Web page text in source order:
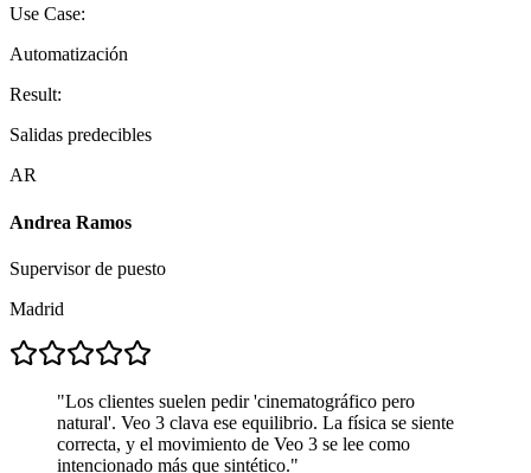
Use Case:
Automatización
Result:
Salidas predecibles
AR
Andrea Ramos
Supervisor de puesto
Madrid
"Los clientes suelen pedir 'cinematográfico pero
natural'. Veo 3 clava ese equilibrio. La física se siente
correcta, y el movimiento de Veo 3 se lee como
intencionado más que sintético."